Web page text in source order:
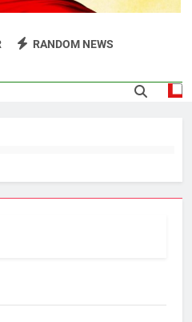
RANDOM NEWS